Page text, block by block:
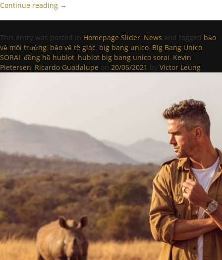
Continue reading →
This entry was posted in Homepage Slider, News and tagged bảo
vệ môi trường, bảo vệ tê giác, big bang unico, Big Bang Unico
SORAI, đồng hồ hublot, hublot big bang unico sorai, Kevin
Pietersen, Ricardo Guadalupe on 20/05/2021 by Victor Leung.